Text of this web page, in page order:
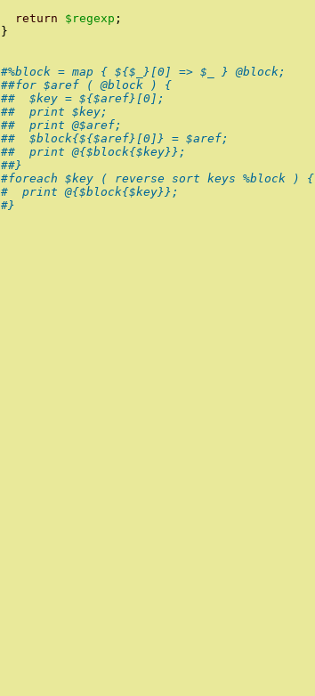
return
$regexp ;
}
#%block = map { ${$_}[0] => $_ } @block;
##for $aref ( @block ) {
##  $key = ${$aref}[0];
##  print $key;
##  print @$aref;
##  $block{${$aref}[0]} = $aref;
##  print @{$block{$key}};
##}
#foreach $key ( reverse sort keys %block ) {
#  print @{$block{$key}};
#}